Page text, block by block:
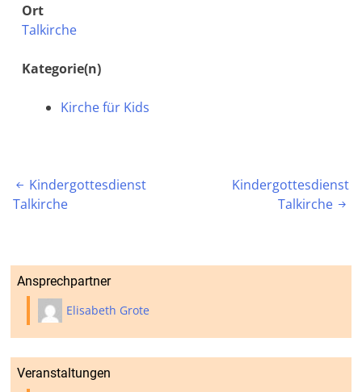
Ort
Talkirche
Kategorie(n)
Kirche für Kids
Beitragsnavigation
 Kindergottesdienst
Talkirche
Kindergottesdienst
Talkirche 
Ansprechpartner
Elisabeth Grote
Veranstaltungen